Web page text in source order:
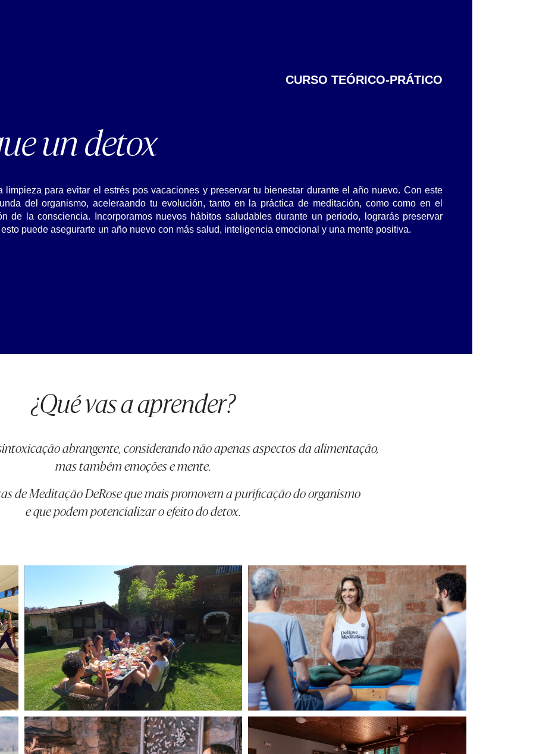
CURSO TEÓRICO-PRÁTICO
un detox
para evitar el estrés pos vacaciones y preservar tu bienestar durante el año nuevo. Con este
del organismo, aceleraando tu evolución, tanto en la práctica de meditación, como como en el
de la consciencia. Incorporamos nuevos hábitos saludables durante un periodo, lograrás preservar
puede asegurarte un año nuevo con más salud, inteligencia emocional y una mente positiva.
¿Qué vas a aprender?
abrangente, considerando não apenas aspectos da alimentação,
mas também emoções e mente.
de Meditação DeRose que mais promovem a purificação do organismo
e que podem potencializar o efeito do detox.